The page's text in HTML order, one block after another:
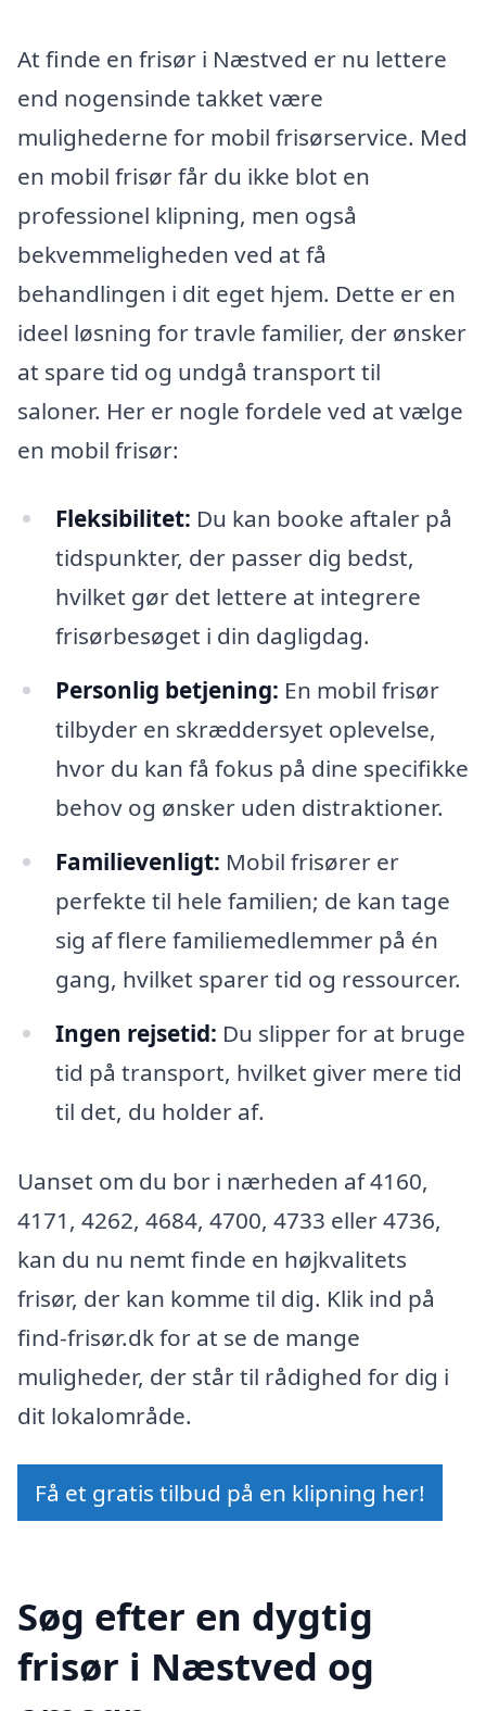
At finde en frisør i Næstved er nu lettere
end nogensinde takket være
mulighederne for mobil frisørservice. Med
en mobil frisør får du ikke blot en
professionel klipning, men også
bekvemmeligheden ved at få
behandlingen i dit eget hjem. Dette er en
ideel løsning for travle familier, der ønsker
at spare tid og undgå transport til
saloner. Her er nogle fordele ved at vælge
en mobil frisør:
Fleksibilitet: Du kan booke aftaler på
tidspunkter, der passer dig bedst,
hvilket gør det lettere at integrere
frisørbesøget i din dagligdag.
Personlig betjening: En mobil frisør
tilbyder en skræddersyet oplevelse,
hvor du kan få fokus på dine specifikke
behov og ønsker uden distraktioner.
Familievenligt: Mobil frisører er
perfekte til hele familien; de kan tage
sig af flere familiemedlemmer på én
gang, hvilket sparer tid og ressourcer.
Ingen rejsetid: Du slipper for at bruge
tid på transport, hvilket giver mere tid
til det, du holder af.
Uanset om du bor i nærheden af 4160,
4171, 4262, 4684, 4700, 4733 eller 4736,
kan du nu nemt finde en højkvalitets
frisør, der kan komme til dig. Klik ind på
find-frisør.dk for at se de mange
muligheder, der står til rådighed for dig i
dit lokalområde.
Få et gratis tilbud på en klipning her!
Søg efter en dygtig
frisør i Næstved og